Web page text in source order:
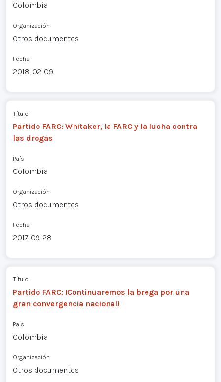
Colombia
Organización
Otros documentos
Fecha
2018-02-09
Título
Partido FARC: Whitaker, la FARC y la lucha contra
las drogas
País
Colombia
Organización
Otros documentos
Fecha
2017-09-28
Título
Partido FARC: ¡Continuaremos la brega por una
gran convergencia nacional!
País
Colombia
Organización
Otros documentos